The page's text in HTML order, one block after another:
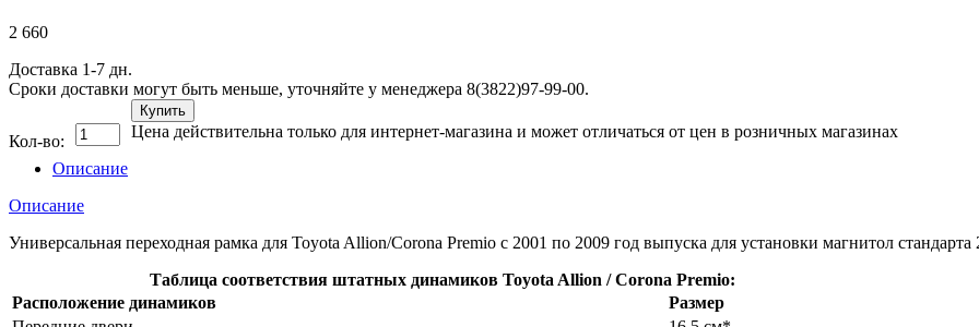
2 660
Доставка 1-7 дн.
Сроки доставки могут быть меньше, уточняйте у менеджера 8(3822)97-99-00.
Кол-во:
Купить
Цена действительна только для интернет-магазина и может отличаться от цен в розничных магазинах
Описание
Описание
Универсальная переходная рамка для Toyota Allion/Corona Premio с 2001 по 2009 год выпуска для установки магнитол
Таблица соответствия штатных динамиков Toyota Allion / Corona Premio:
Расположение динамиков
Размер